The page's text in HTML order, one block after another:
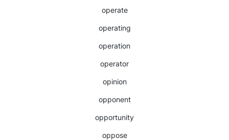
operate
operating
operation
operator
opinion
opponent
opportunity
oppose